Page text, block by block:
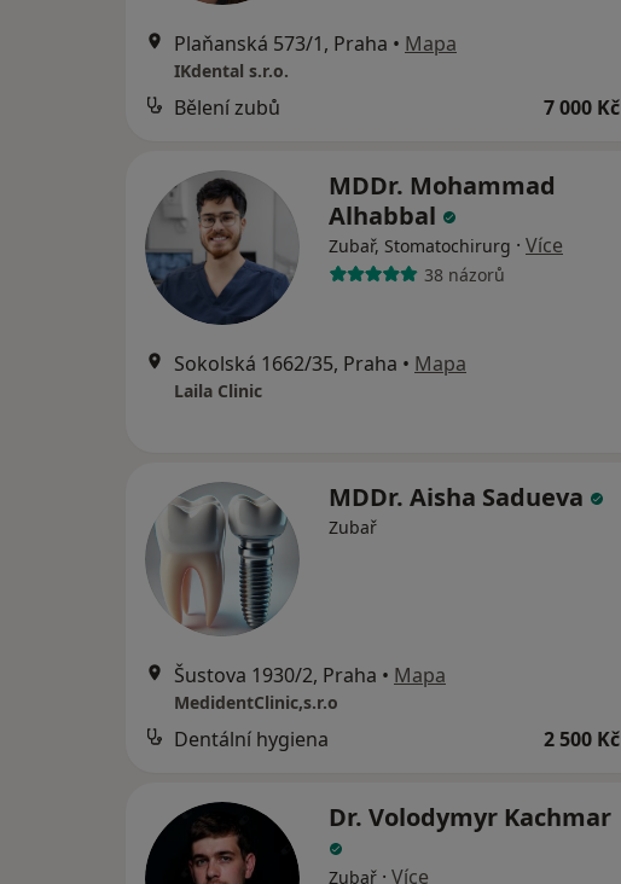
Plaňanská 573/1, Praha • Mapa
IKdental s.r.o.
Bělení zubů 7 000 Kč
MDDr. Mohammad
Alhabbal
Zubař, Stomatochirurg · Více
38 názorů
Sokolská 1662/35, Praha • Mapa
Laila Clinic
MDDr. Aisha Sadueva
Zubař
Šustova 1930/2, Praha • Mapa
MedidentClinic,s.r.o
Dentální hygiena 2 500 Kč
Dr. Volodymyr Kachmar
Zubař · Více